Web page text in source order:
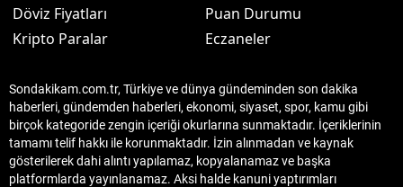
Döviz Fiyatları
Kripto Paralar
Puan Durumu
Eczaneler
Sondakikam.com.tr, Türkiye ve dünya gündeminden son dakika
haberleri, gündemden haberleri, ekonomi, siyaset, spor, kamu gibi
birçok kategoride zengin içeriği okurlarına sunmaktadır. İçeriklerinin
tamamı telif hakkı ile korunmaktadır. İzin alınmadan ve kaynak
gösterilerek dahi alıntı yapılamaz, kopyalanamaz ve başka
platformlarda yayınlanamaz. Aksi halde kanuni yaptırımları